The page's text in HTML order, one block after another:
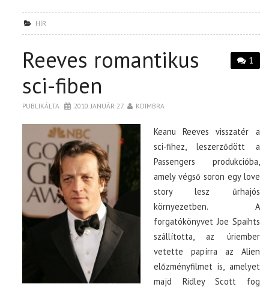
HÍR
1
Reeves romantikus
sci-fiben
PUBLIKÁLTA 2010. JANUÁR 27. KOIMBRA
Keanu Reeves visszatér a
sci-fihez, leszerződött a
Passengers produkcióba,
amely végső soron egy love
story lesz űrhajós
környezetben. A
forgatókönyvet Joe Spaihts
szállította, az úriember
vetette papírra az Alien
előzményfilmet is, amelyet
majd Ridley Scott fog